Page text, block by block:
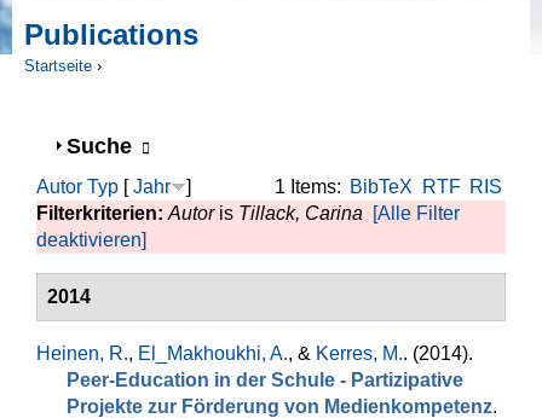
Publications
Startseite ›
Anzeigen
Suche
1 Items: BibTeX RTF RIS
Autor Typ [Jahr
]
Filterkriterien: Autoris Tillack, Carina
[Alle Filter
deaktivieren]
2014
Heinen, R., El_Makhoukhi, A., & Kerres, M.. (2014).
Peer-Education in der Schule - Partizipative
Projekte zur Förderung von Medienkompetenz.